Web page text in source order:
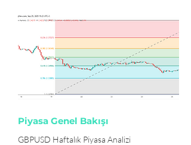
Piyasa Genel Bakışı
GBPUSD Haftalık Piyasa Analizi